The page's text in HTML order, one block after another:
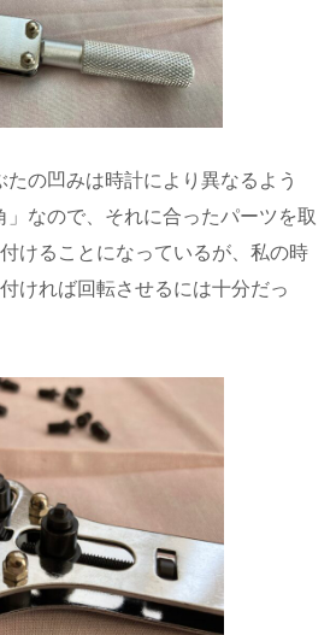
の凹みは時計により異なるよう
」なので、それに合ったパーツを取
けることになっているが、私の時
ければ回転させるには十分だっ